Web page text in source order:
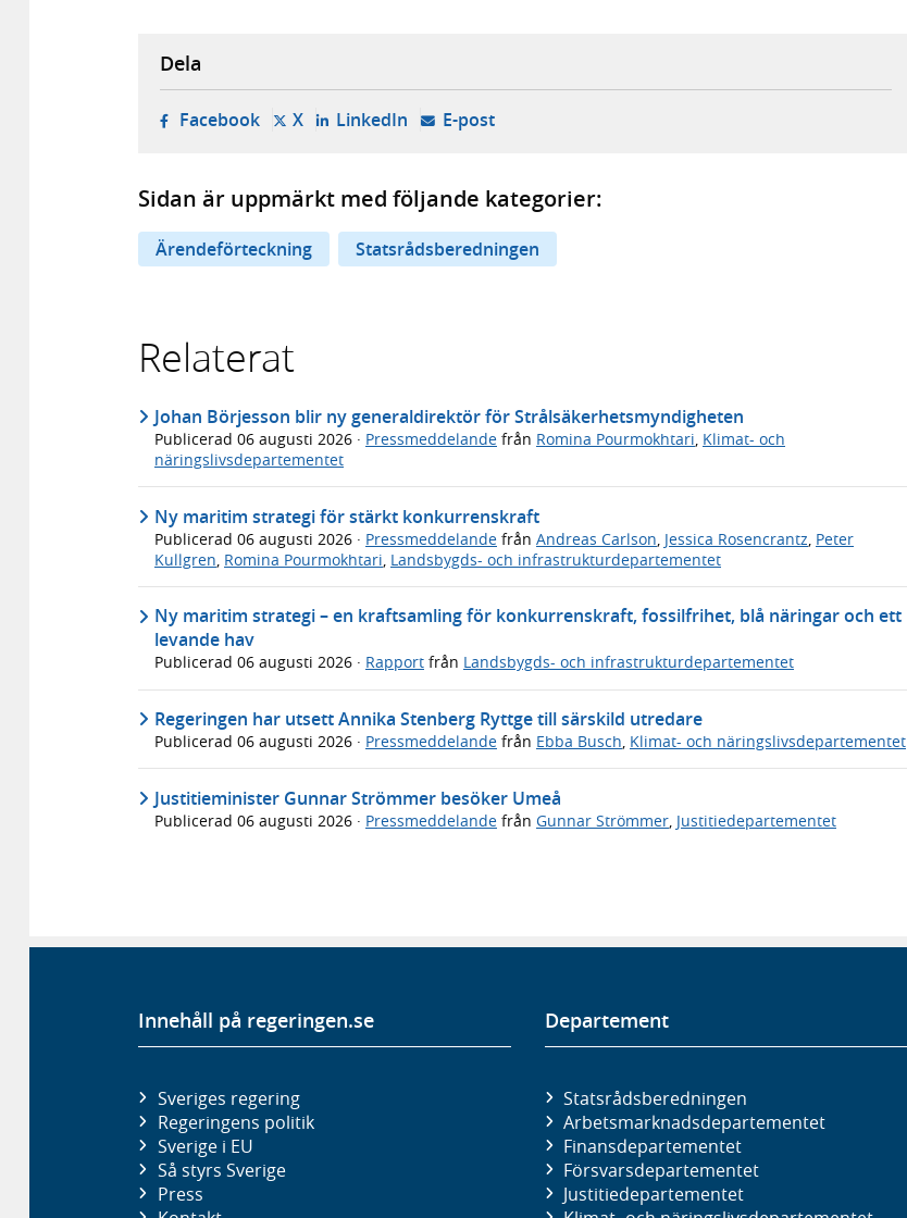
Dela
Facebook- öppnas i ny flik, extern webbplats,
X- öppnas i ny flik, extern webbplats,
LinkedIn- öppnas i ny flik, extern webbplats,
E-post- öppnar din e-postklient,
Sidan är uppmärkt med följande kategorier:
Ärendeförteckning Statsrådsberedningen
Relaterat
Johan Börjesson blir ny generaldirektör för Strålsäkerhetsmyndigheten
Publicerad 06 augusti 2026 · Pressmeddelande från Romina Pourmokhtari, Klimat- och
näringslivsdepartementet
Ny maritim strategi för stärkt konkurrenskraft
Publicerad 06 augusti 2026 · Pressmeddelande från Andreas Carlson Jessica Rosencrantz Peter
Kullgren Romina Pourmokhtari Landsbygds- och infrastrukturdepartementet
Ny maritim strategi – en kraftsamling för konkurrenskraft, fossilfrihet, blå näringar och ett
levande hav
Publicerad 06 augusti 2026 · Rapport från Landsbygds- och infrastrukturdepartementet
Regeringen har utsett Annika Stenberg Ryttge till särskild utredare
Publicerad 06 augusti 2026 · Pressmeddelande från Ebba Busch, Klimat- och näringslivsdepartementet
Justitieminister Gunnar Strömmer besöker Umeå
Publicerad 06 augusti 2026 · Pressmeddelande från Gunnar Strömmer Justitiedepartementet
Innehåll på regeringen.se
Sveriges regering
Regeringens politik
Sverige i EU
Så styrs Sverige
Press
Departement
Statsrådsberedningen
Arbetsmarknads­departementet
Finans­departementet
Försvars­departementet
Justitie­departementet